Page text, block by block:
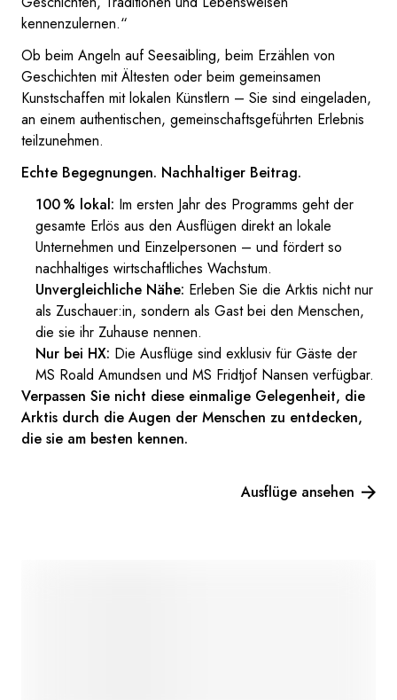
kennenzulernen.“
Ob beim Angeln auf Seesaibling, beim Erzählen von
Geschichten mit Ältesten oder beim gemeinsamen
Kunstschaffen mit lokalen Künstlern – Sie sind eingeladen,
an einem authentischen, gemeinschaftsgeführten Erlebnis
teilzunehmen.
Echte Begegnungen. Nachhaltiger Beitrag.
100 % lokal: Im ersten Jahr des Programms geht der
gesamte Erlös aus den Ausflügen direkt an lokale
Unternehmen und Einzelpersonen – und fördert so
nachhaltiges wirtschaftliches Wachstum.
Unvergleichliche Nähe: Erleben Sie die Arktis nicht nur
als Zuschauer:in, sondern als Gast bei den Menschen,
die sie ihr Zuhause nennen.
Nur bei HX: Die Ausflüge sind exklusiv für Gäste der
MS Roald Amundsen und MS Fridtjof Nansen verfügbar.
Verpassen Sie nicht diese einmalige Gelegenheit, die
Arktis durch die Augen der Menschen zu entdecken,
die sie am besten kennen.
Ausflüge ansehen